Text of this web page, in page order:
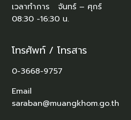
เวลาทำการ จันทร์ – ศุกร์
08:30 -16:30 น.
โทรศัพท์ / โทรสาร
0-3668-9757
Email
saraban@muangkhom.go.th